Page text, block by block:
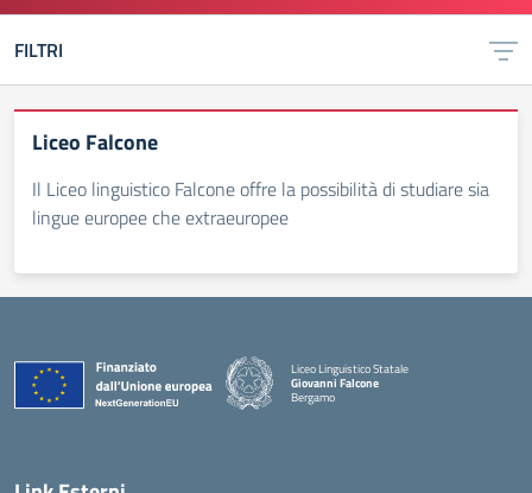
FILTRI
Liceo Falcone
Il Liceo linguistico Falcone offre la possibilità di studiare sia
lingue europee che extraeuropee
Liceo Linguistico Statale
Giovanni Falcone
Bergamo
— Visita la pagina iniziale della scuola